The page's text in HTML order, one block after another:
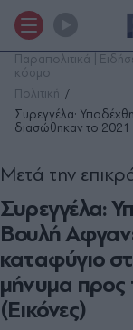
Παραπολιτικά |
κόσμο
Πολιτική
Συρεγγέλα:
διασώθηκαν το 2021
Συρεγγέλα:
Βουλή
καταφύγιο
μήνυμα προς
(Εικόνες)
Μετά την